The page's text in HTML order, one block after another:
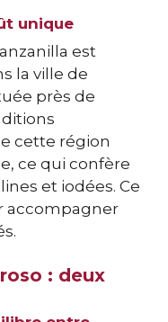
unique
est
la ville de
près de
cette région
ce qui confère
et iodées. Ce
accompagner
: deux